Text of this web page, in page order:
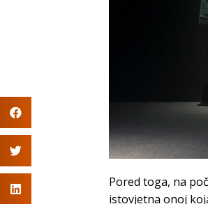
Pored toga, na
istovjetna onoj